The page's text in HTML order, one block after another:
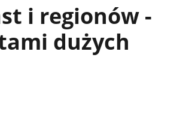
i regionów -
dużych